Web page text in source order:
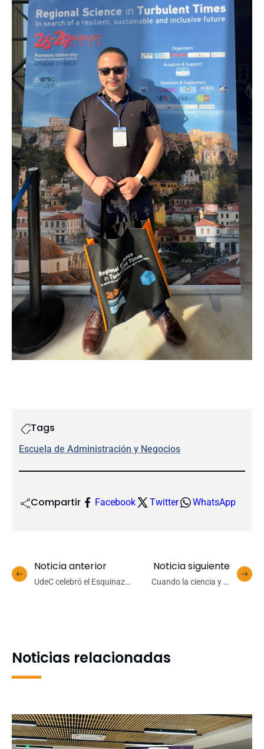
Tags
Escuela de Administración y Negocios
Compartir Facebook Twitter WhatsApp
Noticia anterior
UdeC celebró el Esquinazo
Noticia siguiente
Cuando la ciencia y la
Noticias relacionadas